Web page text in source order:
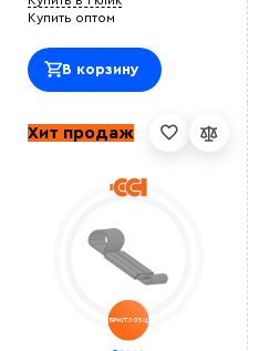
Купить оптом
В корзину
Хит продаж